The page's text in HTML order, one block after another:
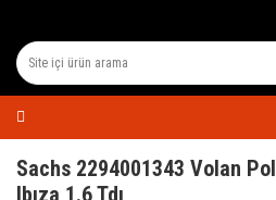
Sachs 2294001343 Volan
Ibıza 1.6 Tdı